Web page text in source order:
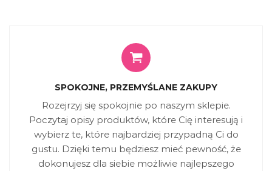
SPOKOJNE, PRZEMYŚLANE ZAKUPY
Rozejrzyj się spokojnie po naszym sklepie.
Poczytaj opisy produktów, które Cię interesują i
wybierz te, które najbardziej przypadną Ci do
gustu. Dzięki temu będziesz mieć pewność, że
dokonujesz dla siebie możliwie najlepszego